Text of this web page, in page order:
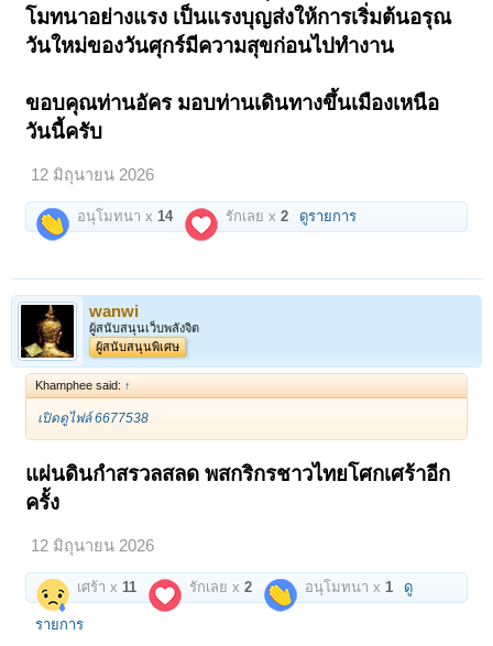
โมทนาอย่างแรง เป็นแรงบุญส่งให้การเริ่มต้นอรุณ
วันใหม่ของวันศุกร์มีความสุขก่อนไปทำงาน
ขอบคุณท่านอัคร มอบท่านเดินทางขึ้นเมืองเหนือ
วันนี้ครับ
12 มิถุนายน 2026
อนุโมทนา x14 รักเลย x2 ดูรายการ
wanwi
ผู้สนับสนุนเว็บพลังจิต
ผู้สนับสนุนพิเศษ
Khamphee said: ↑
เปิดดูไฟล์ 6677538
แผ่นดินกำสรวลสลด พสกริกรชาวไทยโศกเศร้าอีก
ครั้ง
12 มิถุนายน 2026
เศร้า x11 รักเลย x2 อนุโมทนา x1 ดู
รายการ